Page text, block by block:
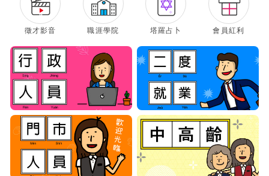
徵才影音 職涯學院 塔羅占卜 會員紅利